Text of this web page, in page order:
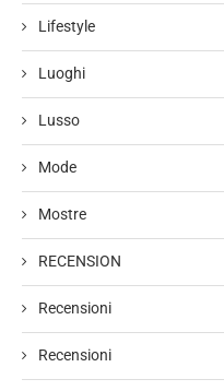
Lifestyle
Luoghi
Lusso
Mode
Mostre
RECENSION
Recensioni
Recensioni